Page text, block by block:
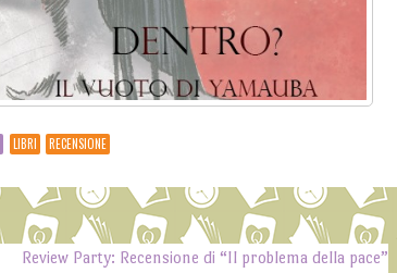
LIBRI RECENSIONE
Review Party: Recensione di “Il problema della pace”